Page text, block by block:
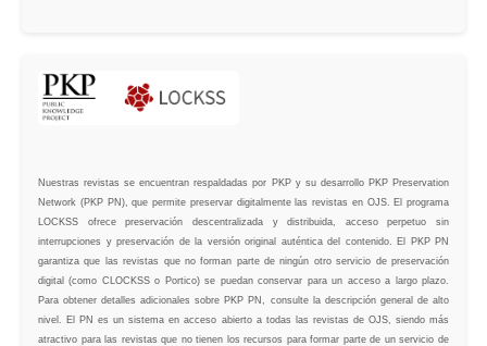
Nuestras revistas se encuentran respaldadas por PKP y su desarrollo PKP Preservation
Network (PKP PN), que permite preservar digitalmente las revistas en OJS. El programa
LOCKSS ofrece preservación descentralizada y distribuida, acceso perpetuo sin
interrupciones y preservación de la versión original auténtica del contenido. El PKP PN
garantiza que las revistas que no forman parte de ningún otro servicio de preservación
digital (como CLOCKSS o Portico) se puedan conservar para un acceso a largo plazo.
Para obtener detalles adicionales sobre PKP PN, consulte la descripción general de alto
nivel. El PN es un sistema en acceso abierto a todas las revistas de OJS, siendo más
atractivo para las revistas que no tienen los recursos para formar parte de un servicio de